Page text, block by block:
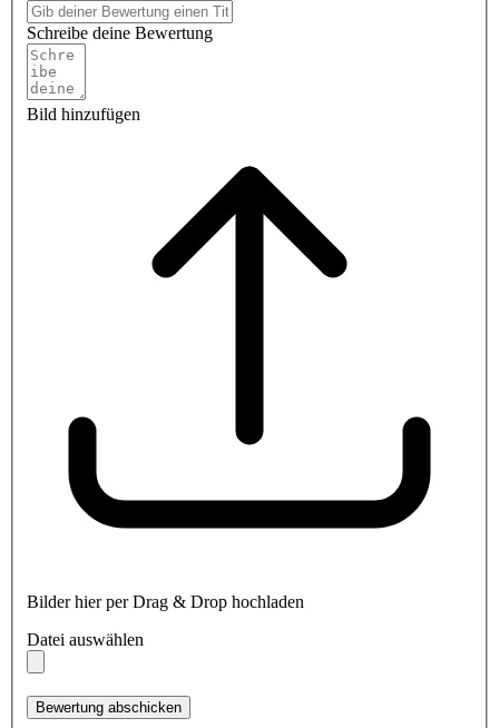
Schreibe deine Bewertung
Bild hinzufügen
Bilder hier per Drag & Drop hochladen
Datei auswählen
Bewertung abschicken